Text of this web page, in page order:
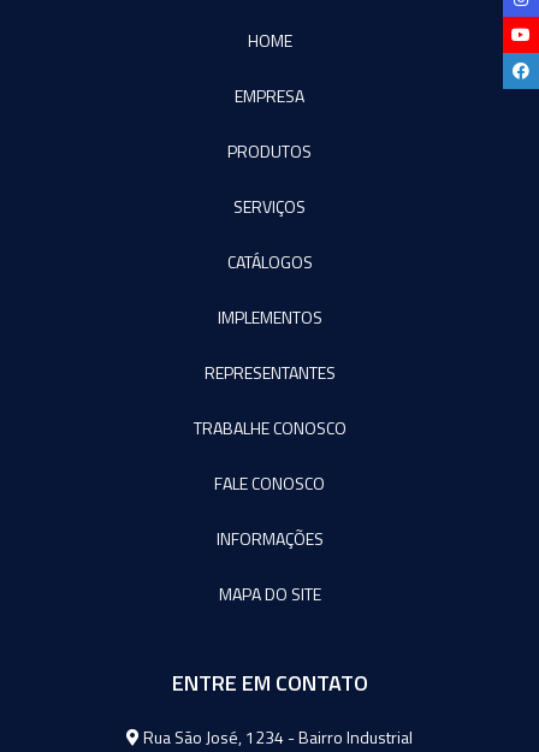
HOME
EMPRESA
PRODUTOS
SERVIÇOS
CATÁLOGOS
IMPLEMENTOS
REPRESENTANTES
TRABALHE CONOSCO
FALE CONOSCO
INFORMAÇÕES
MAPA DO SITE
ENTRE EM CONTATO
Agromeq
Rua São José, 1234 - Bairro Industrial